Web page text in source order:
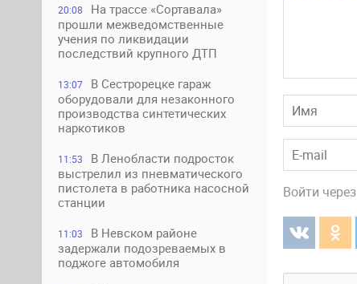
20:08
На трассе «Сортавала»
прошли межведомственные
учения по ликвидации
последствий крупного ДТП
13:07
В Сестрорецке гараж
оборудовали для незаконного
производства синтетических
наркотиков
11:53
В Ленобласти подросток
выстрелил из пневматического
пистолета в работника насосной
станции
11:03
В Невском районе
задержали подозреваемых в
поджоге автомобиля
Войти через